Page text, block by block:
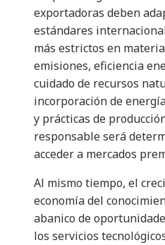
exportadoras deben
estándares
más estrictos en
emisiones, eficiencia
cuidado de recursos
incorporación de
y prácticas de
responsable será
acceder a mercados
Al mismo tiempo, el
economía del
abanico de
los servicios